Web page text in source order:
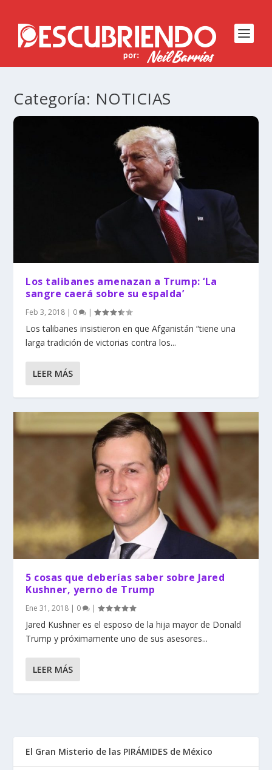
Categoría: NOTICIAS
Los talibanes amenazan a Trump: ‘La
sangre caerá sobre su espalda’
Feb 3, 2018 | 0 |
Los talibanes insistieron en que Afganistán “tiene una
larga tradición de victorias contra los...
LEER MÁS
5 cosas que deberías saber sobre Jared
Kushner, yerno de Trump
Ene 31, 2018 | 0 |
Jared Kushner es el esposo de la hija mayor de Donald
Trump y próximamente uno de sus asesores...
LEER MÁS
El Gran Misterio de las PIRÁMIDES de México